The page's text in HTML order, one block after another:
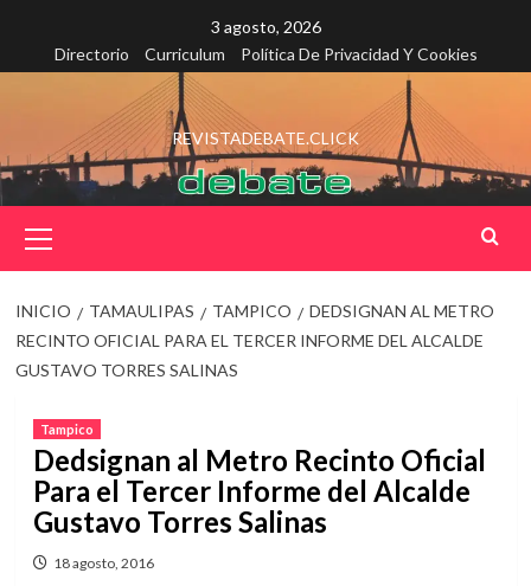
contenido
3 agosto, 2026
Directorio
Curriculum Política De Privacidad Y Cookies
REVISTADEBATE.CLICK
principal
INICIO TAMAULIPAS TAMPICO
DEDSIGNAN AL METRO
RECINTO OFICIAL PARA EL TERCER INFORME DEL ALCALDE
GUSTAVO TORRES SALINAS
Tampico
Dedsignan al Metro Recinto Oficial
Para el Tercer Informe del Alcalde
Gustavo Torres Salinas
18 agosto, 2016